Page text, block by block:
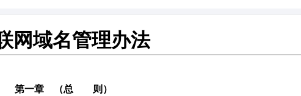
网域名管理办法
第一章 （总 则）